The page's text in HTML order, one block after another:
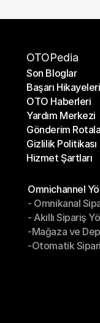
OTOPedia
Son Bloglar
Son Bloglar
Başarı Hikayeleri
Başarı Hikayeleri
OTO Haberleri
OTO Haberleri
Yardım Merkezi
Yardım Merkezi
Gönderim
Gönderim
Gizlilik Politikası
Gizlilik Politikası
Hizmet Şartları
Omnichannel
Omnichannel
- Omnikanal
- Omnikanal
- Akıllı Sipariş
- Akıllı Sipariş
-Mağaza ve
-Mağaza ve
-Otomatik